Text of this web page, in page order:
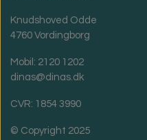
Knudshoved Odde
4760 Vordingborg
Mobil: 2120 1202
dinas@dinas.dk
CVR: 1854 3990
© Copyright 2025